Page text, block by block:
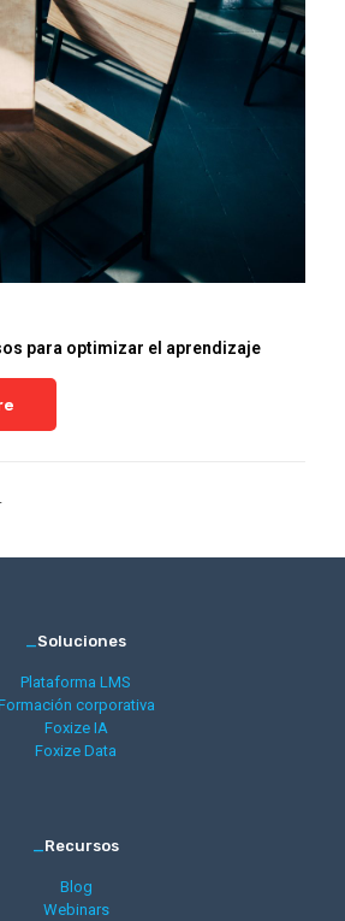
para optimizar el aprendizaje
_Soluciones
Plataforma LMS
corporativa
Foxize IA
Foxize Data
_Recursos
Blog
Webinars